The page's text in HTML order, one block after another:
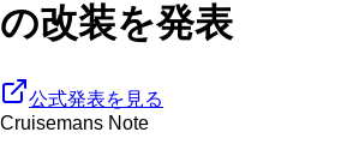
の改装を発表
公式発表を見る
Cruisemans Note